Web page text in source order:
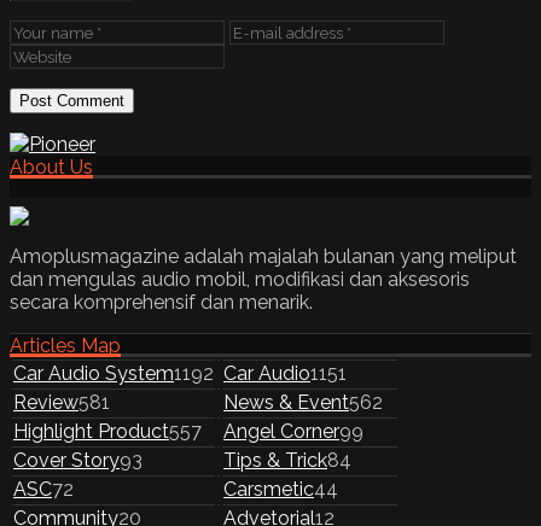
About Us
Amoplusmagazine adalah majalah bulanan yang meliput
dan mengulas audio mobil, modifikasi dan aksesoris
secara komprehensif dan menarik.
Articles Map
Car Audio System1192 Car Audio1151
Review581 News & Event562
Highlight Product557 Angel Corner99
Cover Story93 Tips & Trick84
ASC72 Carsmetic44
Community20 Advetorial12